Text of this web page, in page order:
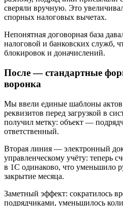
сверяли вручную. Это
спорных налоговых вычетах.
Непонятная договорная база
налоговой и банковских служб,
блокировок и доначислений.
После — стандартные
воронка
Мы ввели единые шаблоны актов
реквизитов перед загрузкой в
получил метку: объект —
ответственный.
Вторая линия — электронный
управленческому учёту: теперь
в 1С одинаково, что уменьшило
закрытие месяца.
Заметный эффект: сократилось
подрядчиками, уменьшилось